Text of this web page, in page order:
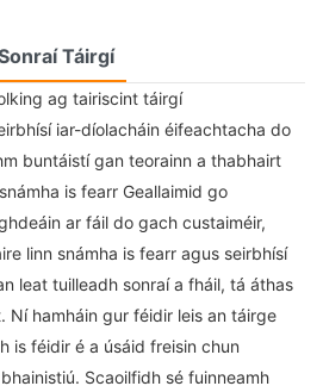
Táirgí
ag tairiscint táirgí
iar-díolacháin éifeachtacha do
buntáistí gan teorainn a thabhairt
is fearr Geallaimid go
ar fáil do gach custaiméir,
linn snámha is fearr agus seirbhísí
leat tuilleadh sonraí a fháil, tá áthas
Ní hamháin gur féidir leis an táirge
is féidir é a úsáid freisin chun
Scaoilfidh sé fuinneamh